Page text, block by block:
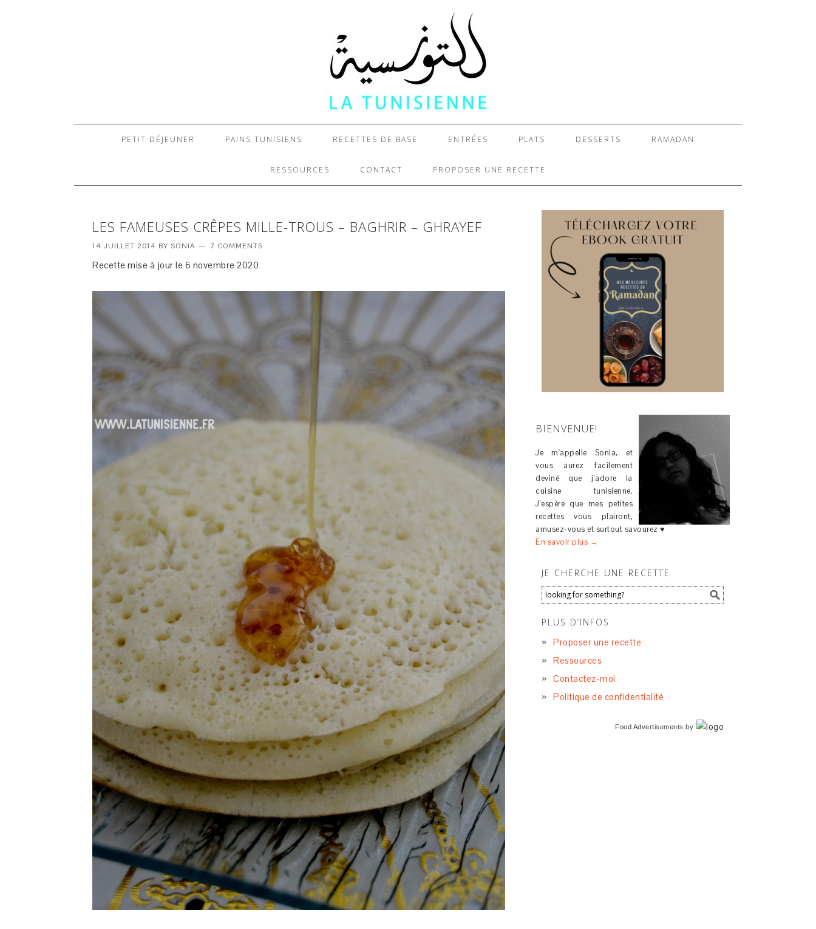
PETIT DÉJEUNER PAINS TUNISIENS RECETTES DE BASE ENTRÉES PLATS DESSERTS RAMADAN
RESSOURCES CONTACT PROPOSER UNE RECETTE
LES FAMEUSES CRÊPES MILLE-TROUS – BAGHRIR – GHRAYEF
14 JUILLET 2014 BY SONIA 7 COMMENTS
Recette mise à jour le 6 novembre 2020
BIENVENUE!
Je m'appelle Sonia, et
vous aurez facilement
deviné que j'adore la
cuisine tunisienne.
J'espère que mes petites
recettes vous plairont,
amusez-vous et surtout savourez ♥
En savoir plus →
JE CHERCHE UNE RECETTE
PLUS D’INFOS
Proposer une recette
Ressources
Contactez-moi
Politique de confidentialité
Food Advertisements by